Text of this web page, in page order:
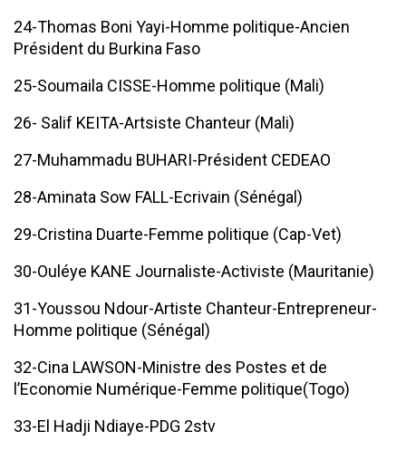
24-Thomas Boni Yayi-Homme politique-Ancien
Président du Burkina Faso
25-Soumaila CISSE-Homme politique (Mali)
26- Salif KEITA-Artsiste Chanteur (Mali)
27-Muhammadu BUHARI-Président CEDEAO
28-Aminata Sow FALL-Ecrivain (Sénégal)
29-Cristina Duarte-Femme politique (Cap-Vet)
30-Ouléye KANE Journaliste-Activiste (Mauritanie)
31-Youssou Ndour-Artiste Chanteur-Entrepreneur-
Homme politique (Sénégal)
32-Cina LAWSON-Ministre des Postes et de
l’Economie Numérique-Femme politique(Togo)
33-El Hadji Ndiaye-PDG 2stv